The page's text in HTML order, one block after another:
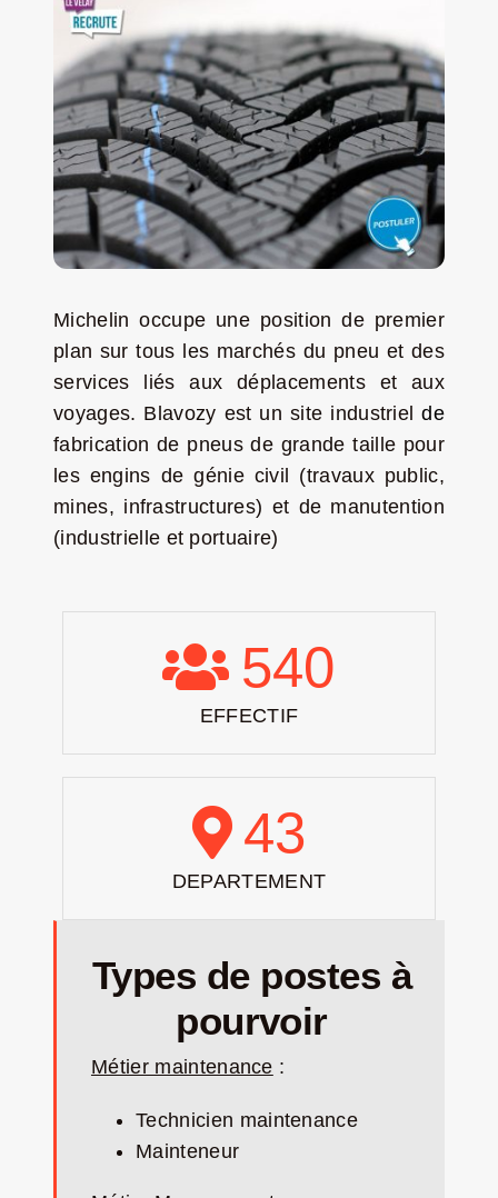
Nouveau Magazine EnVelay
Jeu concours – Gagnez votre bûche de Noël 2025
Michelin occupe une position de premier
plan sur tous les marchés du pneu et des
services liés aux déplacements et aux
voyages. Blavozy est un site industrielde
fabrication de pneus de grande taille pour
les engins de génie civil (travaux public,
mines, infrastructures) et de manutention
(industrielle et portuaire)
540
EFFECTIF
43
DEPARTEMENT
Types de postes à
pourvoir
Métier maintenance :
Technicien maintenance
Mainteneur